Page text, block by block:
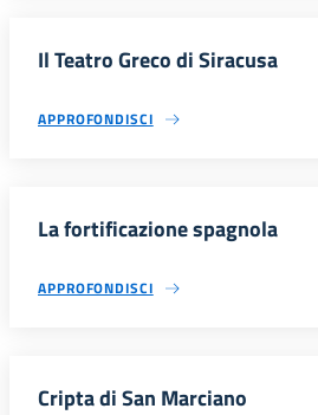
Il Teatro Greco di Siracusa
APPROFONDISCI
La fortificazione spagnola
APPROFONDISCI
Cripta di San Marciano